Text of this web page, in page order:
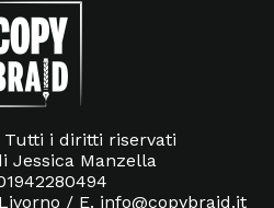
Tutti i diritti riservati
Jessica Manzella
/ E. info@copybraid.it